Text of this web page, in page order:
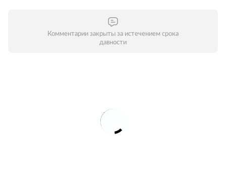
Комментарии закрыты за истечением срока
давности